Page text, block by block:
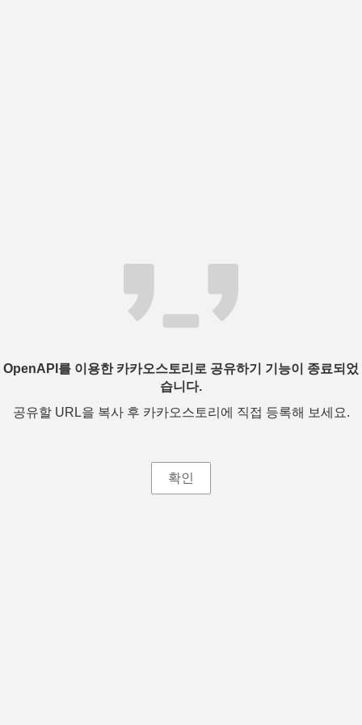
OpenAPI를 이용한 카카오스토리로 공유하기 기능이 종료되었
습니다.
공유할 URL을 복사 후 카카오스토리에 직접 등록해 보세요.
확인